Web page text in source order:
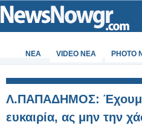
ΝΕΑ VIDEO NEA PHOTO
Λ.ΠΑΠΑΔΗΜΟΣ: Έχουμε
ευκαιρία, ας μην την